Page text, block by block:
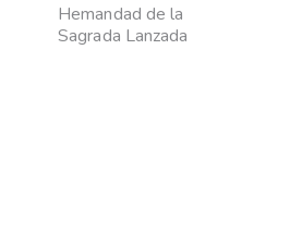
Hemandad de la
Sagrada Lanzada